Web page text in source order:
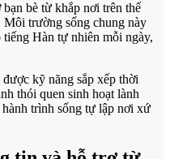
bè từ khắp nơi trên thế
trường sống chung này
Hàn tự nhiên mỗi ngày,
kỹ năng sắp xếp thời
thói quen sinh hoạt lành
trình sống tự lập nơi xứ